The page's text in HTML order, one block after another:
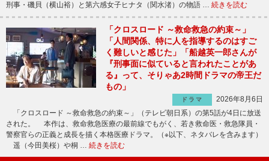
刑事・磯貝（横山裕）と第六感女子ヒナタ（関水渚）の物語 … 続きを読む
「クロスロード ～救命救急の約束～」
「人間関係、特に人を指導するのはすご
く難しいと感じた」「船越英一郎さんが
『刑事面に似ていると言われたことがあ
る』って、そりゃあ2時間ドラマの帝王だ
もの」
ドラマ
2026年8月6日
「クロスロード ～救命救急の約束～」（テレビ朝日系）の第5話が4日に放送
された。 本作は、救命救急医療の最前線でもがく、若き救命医・救急隊員・
警察官らの正義と成長を描く本格医療ドラマ。（※以下、ネタバレを含みます）
遥（今田美桜）や桐 … 続きを読む